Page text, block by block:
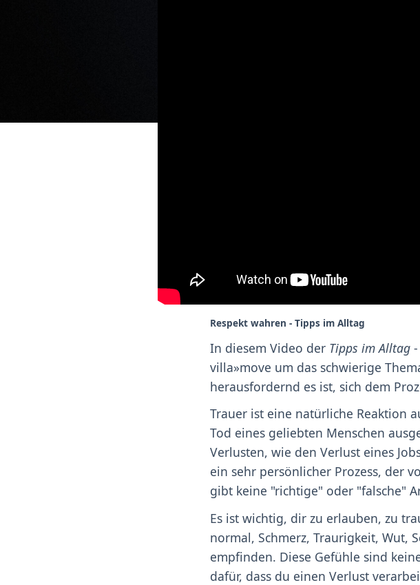
Respekt wahren - Tipps im Alltag
In diesem Video der Tipps im Alltag
villa»move um das schwierige
herausfordernd es ist, sich dem
Trauer ist eine natürliche Reaktion
Tod eines geliebten Menschen
Verlusten, wie den Verlust eines
ein sehr persönlicher Prozess, der
gibt keine "richtige" oder "falsche"
Es ist wichtig, dir zu erlauben, zu
normal, Schmerz, Traurigkeit, Wut,
empfinden. Diese Gefühle sind
dafür, dass du einen Verlust